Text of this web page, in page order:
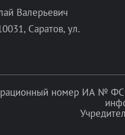
Валерьевич
Саратов, ул.
номер ИА №